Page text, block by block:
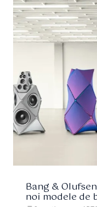
Bang &
noi modele de